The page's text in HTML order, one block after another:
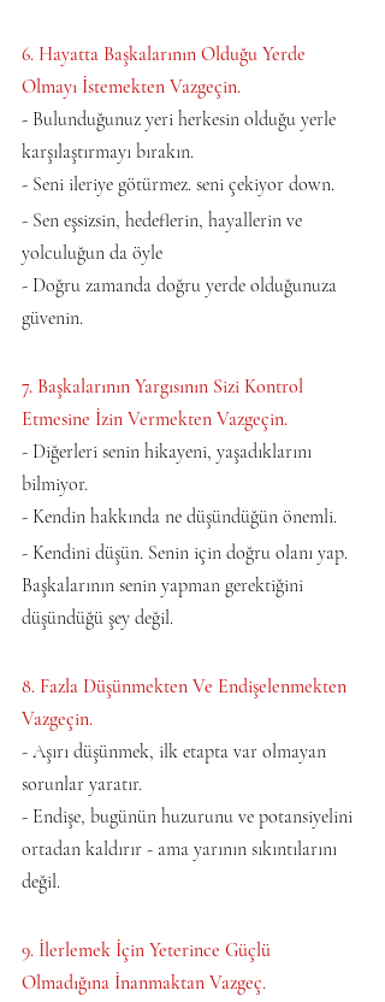
6. Hayatta Başkalarının Olduğu Yerde
Olmayı İstemekten Vazgeçin.
- Bulunduğunuz yeri herkesin olduğu yerle
karşılaştırmayı bırakın.
- Seni ileriye götürmez. seni çekiyor down.
- Sen eşsizsin, hedeflerin, hayallerin ve
yolculuğun da öyle
- Doğru zamanda doğru yerde olduğunuza
güvenin.
7. Başkalarının Yargısının Sizi Kontrol
Etmesine İzin Vermekten Vazgeçin.
- Diğerleri senin hikayeni, yaşadıklarını
bilmiyor.
- Kendin hakkında ne düşündüğün önemli.
- Kendini düşün. Senin için doğru olanı yap.
Başkalarının senin yapman gerektiğini
düşündüğü şey değil.
8. Fazla Düşünmekten Ve Endişelenmekten
Vazgeçin.
- Aşırı düşünmek, ilk etapta var olmayan
sorunlar yaratır.
- Endişe, bugünün huzurunu ve potansiyelini
ortadan kaldırır - ama yarının sıkıntılarını
değil.
9. İlerlemek İçin Yeterince Güçlü
Olmadığına İnanmaktan Vazgeç.